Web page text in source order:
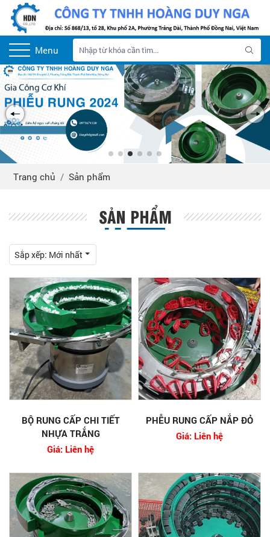
Menu
Trang chủ Sản phẩm
SẢN PHẨM
Sắp xếp: Mới nhất
BỘ RUNG CẤP CHI TIẾT
NHỰA TRẮNG
Giá: Liên hệ
PHỄU RUNG CẤP NẮP ĐỎ
Giá: Liên hệ